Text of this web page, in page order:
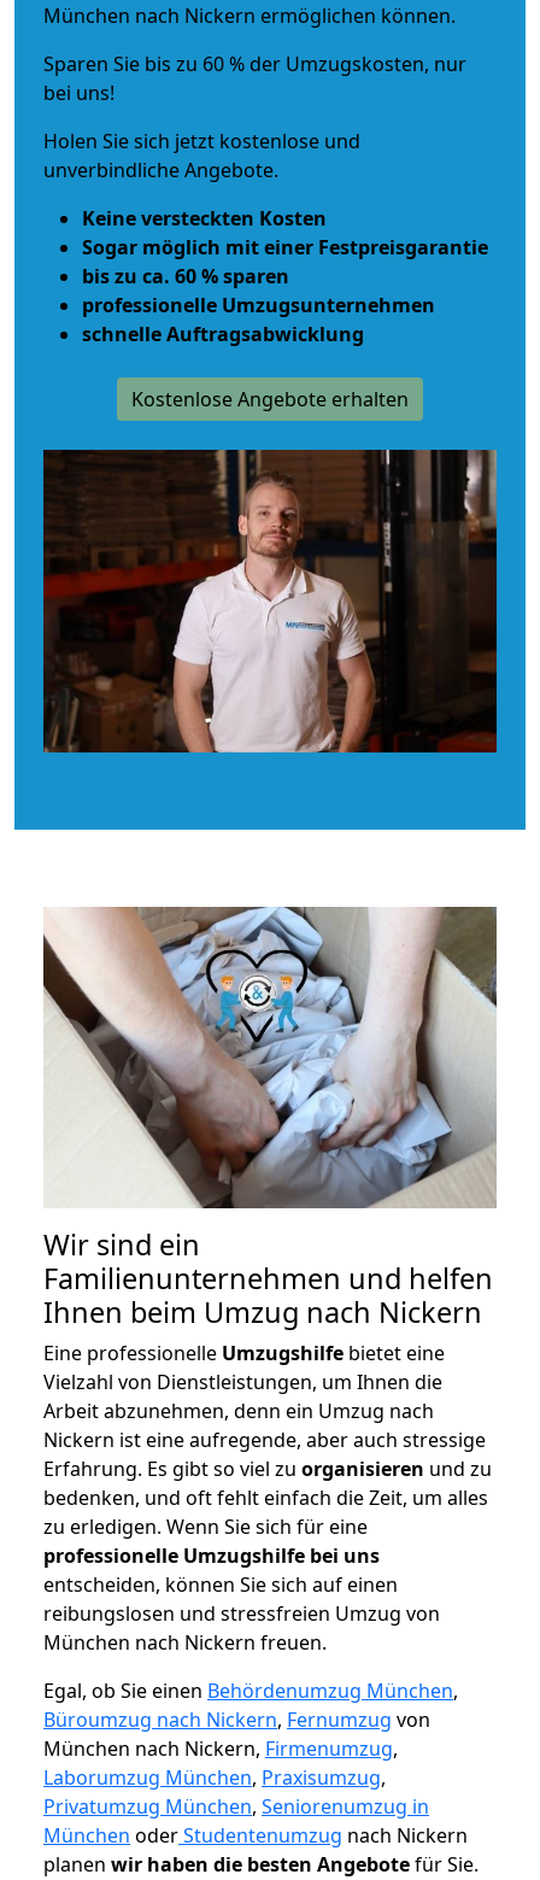
München nach Nickern ermöglichen können.
Sparen Sie bis zu 60 % der Umzugskosten, nur
bei uns!
Holen Sie sich jetzt kostenlose und
unverbindliche Angebote.
Keine versteckten Kosten
Sogar möglich mit einer Festpreisgarantie
bis zu ca. 60 % sparen
professionelle Umzugsunternehmen
schnelle Auftragsabwicklung
Kostenlose Angebote erhalten
Wir sind ein
Familienunternehmen und helfen
Ihnen beim Umzug nach Nickern
Eine professionelle Umzugshilfe bietet eine
Vielzahl von Dienstleistungen, um Ihnen die
Arbeit abzunehmen, denn ein Umzug nach
Nickern ist eine aufregende, aber auch stressige
Erfahrung. Es gibt so viel zu organisieren und zu
bedenken, und oft fehlt einfach die Zeit, um alles
zu erledigen. Wenn Sie sich für eine
professionelle Umzugshilfe bei uns
entscheiden, können Sie sich auf einen
reibungslosen und stressfreien Umzug von
München nach Nickern freuen.
Egal, ob Sie einen Behördenumzug München,
Büroumzug nach Nickern, Fernumzug von
München nach Nickern, Firmenumzug,
Laborumzug München, Praxisumzug,
Privatumzug München, Seniorenumzug in
München oderStudentenumzug nach Nickern
planen wir haben die besten Angebotefür Sie.